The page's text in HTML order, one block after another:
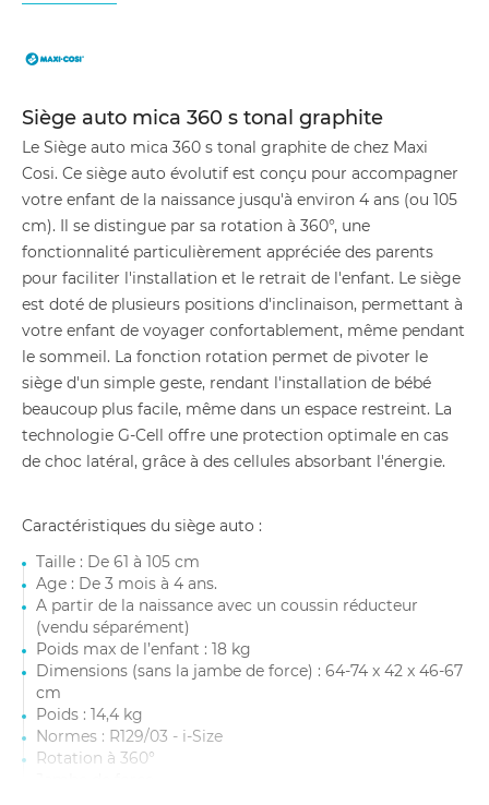
Siège auto mica 360 s tonal graphite
Le Siège auto mica 360 s tonal graphite de chez Maxi
Cosi. Ce siège auto évolutif est conçu pour accompagner
votre enfant de la naissance jusqu'à environ 4 ans (ou 105
cm). Il se distingue par sa rotation à 360°, une
fonctionnalité particulièrement appréciée des parents
pour faciliter l'installation et le retrait de l'enfant. Le siège
est doté de plusieurs positions d'inclinaison, permettant à
votre enfant de voyager confortablement, même pendant
le sommeil. La fonction rotation permet de pivoter le
siège d'un simple geste, rendant l'installation de bébé
beaucoup plus facile, même dans un espace restreint. La
technologie G-Cell offre une protection optimale en cas
de choc latéral, grâce à des cellules absorbant l'énergie.
Caractéristiques du siège auto :
Taille : De 61 à 105 cm
Age : De 3 mois à 4 ans.
A partir de la naissance avec un coussin réducteur
(vendu séparément)
Poids max de l’enfant : 18 kg
Dimensions (sans la jambe de force) : 64-74 x 42 x 46-67
cm
Poids : 14,4 kg
Normes : R129/03 - i-Size
Rotation à 360°